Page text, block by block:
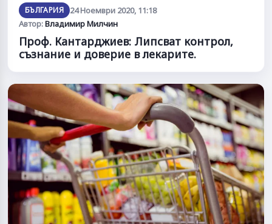
БЪЛГАРИЯ 24 Ноември 2020, 11:18
Автор:Владимир Милчин
Проф. Кантарджиев: Липсват контрол,
съзнание и доверие в лекарите.